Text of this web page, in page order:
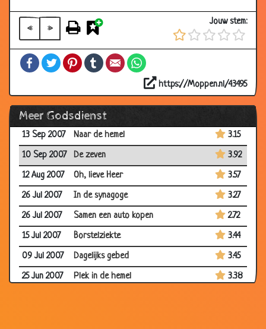
« »
Jouw stem:
FacebookTwitterPinterestTumblrEmail
https://Moppen.nl/43495
Meer Godsdienst
24 Jan 2008
De paus en de zeven dwergen
3.76
Vleermuizen plaag
3.27
21 Jan 2008
Geen functie
01 Nov 2007
Zeven keer
26 Oct 2007
Marietje en de Pastoor
3.23
20 Sep 2007
99 firkadellen
13 Sep 2007
Naar de hemel
3.15
10 Sep 2007
De zeven
3.92
12 Aug 2007
Oh, lieve Heer
3.57
26 Jul 2007
In de synagoge
3.27
26 Jul 2007
Samen een auto kopen
2.72
15 Jul 2007
Borstelziekte
3.44
09 Jul 2007
Dagelijks gebed
3.45
25 Jun 2007
Plek in de hemel
3.38